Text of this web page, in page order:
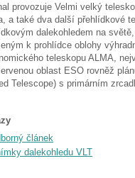
provozuje Velmi velký
a také dva další přehlídkové
dalekohledem na
k prohlídce oblohy
teleskopu ALMA,
oblast ESO rovněž
Telescope) s primárním
článek
dalekohledu VLT